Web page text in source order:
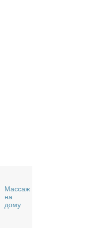
Массаж
на
дому